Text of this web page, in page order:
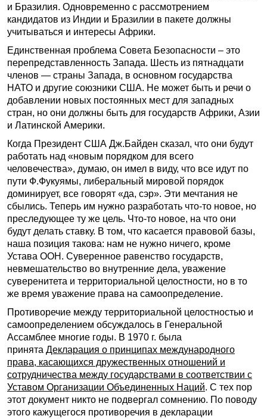
и Бразилия. Одновременно с рассмотрением
кандидатов из Индии и Бразилии в пакете должны
учитываться и интересы Африки.
Единственная проблема Совета Безопасности – это
перепредставленность Запада. Шесть из пятнадцати
членов — страны Запада, в основном государства
НАТО и другие союзники США. Не может быть и речи о
добавлении новых постоянных мест для западных
стран, но они должны быть для государств Африки, Азии
и Латинской Америки.
Когда Президент США Дж.Байден сказал, что они будут
работать над «новым порядком для всего
человечества», думаю, он имел в виду, что все идут по
пути Ф.Фукуямы, либеральный мировой порядок
доминирует, все говорят «да, сэр». Эти мечтания не
сбылись. Теперь им нужно разработать что-то новое, но
преследующее ту же цель. Что-то новое, на что они
будут делать ставку. В том, что касается правовой базы,
наша позиция такова: нам не нужно ничего, кроме
Устава ООН. Суверенное равенство государств,
невмешательство во внутренние дела, уважение
суверенитета и территориальной целостности, но в то
же время уважение права на самоопределение.
Противоречие между территориальной целостностью и
самоопределением обсуждалось в Генеральной
Ассамблее многие годы. В 1970 г. была
принята Декларация о принципах международного
права, касающихся дружественных отношений и
сотрудничества между государствами в соответствии с
Уставом Организации Объединенных Наций. С тех пор
этот документ никто не подвергал сомнению. По поводу
этого кажущегося противоречия в декларации